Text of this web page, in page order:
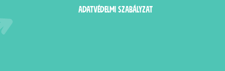
adatvédelmi szabályzat